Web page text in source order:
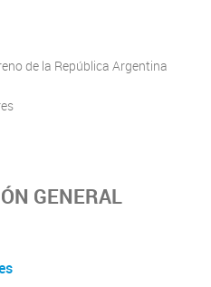
de la República Argentina
GENERAL